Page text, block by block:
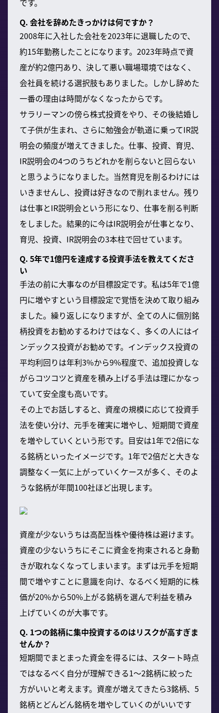
Q. 会社を辞めたきっかけは何ですか？
2008年に入社した会社を2023年に退職したので、
約15年勤務したことになります。2023年時点で資
産が約2億円あり、決して悪い職場環境ではなく、
会社員を続ける選択肢もありました。しかし辞めた
一番の理由は時間がなくなったからです。
サラリーマンの傍ら株式投資をやり、その後結婚し
て子供が生まれ、さらに勉強会が軌道に乗ってIR説
明会の頻度が増えてきました。仕事、投資、育児、
IR説明会の4つのうちどれかを削らないと回らない
と思うようになりました。当然育児を削るわけには
いきませんし、投資は好きなので削れません。残り
は仕事とIR説明会という形になり、仕事を削る判断
をしました。結果的に今はIR説明会が仕事となり、
育児、投資、IR説明会の3本柱で回せています。
Q. 5年で1億円を達成する投資手法を教えてくださ
い
手法の前に大事なのが目標設定です。私は5年で1億
円に増やすという目標設定で覚悟を決めて取り組み
ました。繰り返しになりますが、全ての人に個別銘
柄投資をお勧めするわけではなく、多くの人にはイ
ンデックス投資がお勧めです。インデックス投資の
平均利回りは年利3%から9%程度で、追加投資しな
がらコツコツと資産を積み上げる手法は理にかなっ
ていて安全度も高いです。
その上でお話しすると、資産の規模に応じて投資手
法を使い分け、元手を確実に増やし、短期間で資産
を増やしていくという形です。目安は1年で2倍にな
る銘柄といったイメージです。1年で2倍だと大きな
調整なく一気に上がっていくケースが多く、そのよ
うな銘柄が年間100社ほど出現します。
資産が少ないうちは高配当株や優待株は避けます。
資産の少ないうちにそこに資金を拘束されると身動
きが取れなくなってしまいます。まずは元手を短期
間で増やすことに意識を向け、なるべく短期的に株
価が20%から50%上がる銘柄を選んで利益を積み
上げていくのが大事です。
Q. 1つの銘柄に集中投資するのはリスクが高すぎま
せんか？
短期間でまとまった資金を得るには、スタート時点
ではなるべく自分が理解できる1～2銘柄に絞った
方がいいと考えます。資産が増えてきたら3銘柄、5
銘柄とどんどん銘柄を増やしていくのがいいです